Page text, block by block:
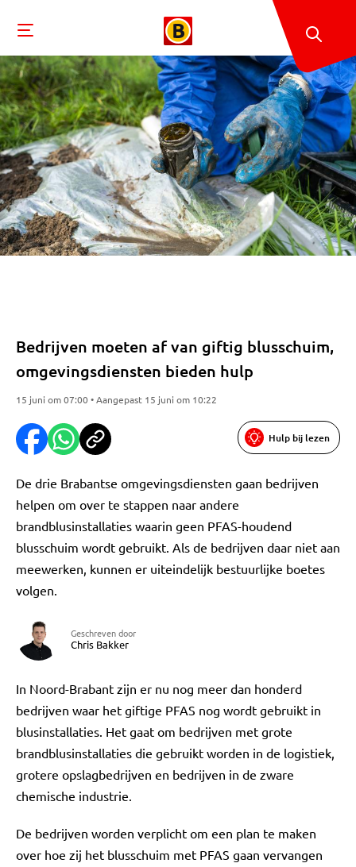
Bedrijven moeten af van giftig blusschuim,
omgevingsdiensten bieden hulp
15 juni om 07:00 • Aangepast 15 juni om 10:22
Hulp bij lezen
De drie Brabantse omgevingsdiensten gaan bedrijven
helpen om over te stappen naar andere
brandblusinstallaties waarin geen PFAS-houdend
blusschuim wordt gebruikt. Als de bedrijven daar niet aan
meewerken, kunnen er uiteindelijk bestuurlijke boetes
volgen.
Geschreven door
Chris Bakker
In Noord-Brabant zijn er nu nog meer dan honderd
bedrijven waar het giftige PFAS nog wordt gebruikt in
blusinstallaties. Het gaat om bedrijven met grote
brandblusinstallaties die gebruikt worden in de logistiek,
grotere opslagbedrijven en bedrijven in de zware
chemische industrie.
De bedrijven worden verplicht om een plan te maken
over hoe zij het blusschuim met PFAS gaan vervangen